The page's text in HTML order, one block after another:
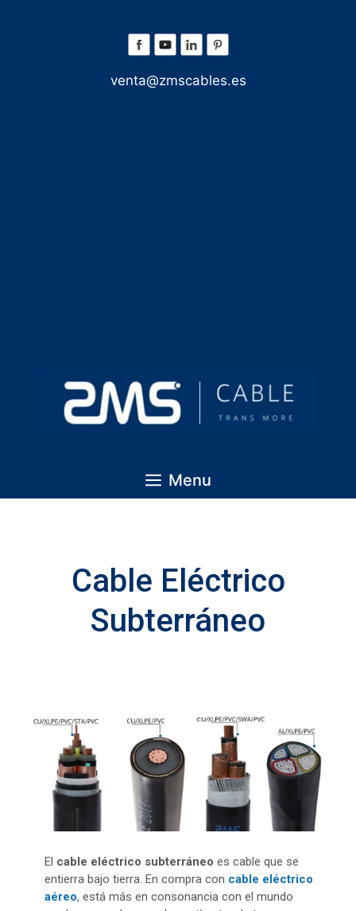
venta@zmscables.es
Menu
Cable Eléctrico
Subterráneo
El cable eléctrico subterráneo es cable que se
entierra bajo tierra. En compra con cable eléctrico
aéreo, está más en consonancia con el mundo